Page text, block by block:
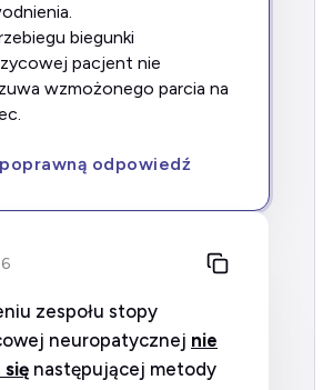
pacjent nie
wzmożonego parcia na
odpowiedź
zespołu stopy
neuropatycznej nie
następującej metody